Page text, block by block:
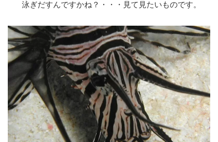
泳ぎだすんですかね？・・・見て見たいものです。